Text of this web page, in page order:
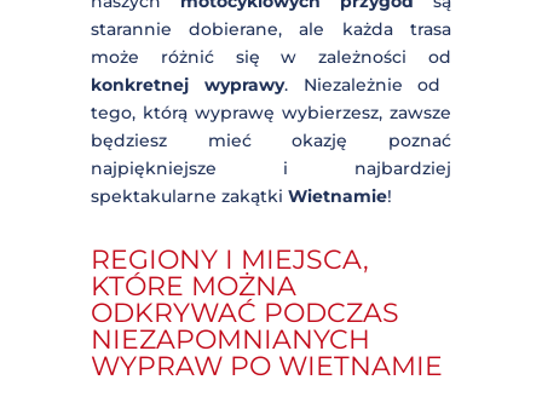
kultura splatają się w jedno
niezapomniane doświadczenie.
Miejsca, które odwiedzamy podczas
naszychmotocyklowych przygódsą
starannie dobierane, ale każda trasa
może różnić się w zależności od
konkretnej wyprawy. Niezależnie od
zawsze będziesz mieć okazję poznać
najpiękniejsze i najbardziej
spektakularne zakątkiWietnamie!
REGIONY I MIEJSCA,